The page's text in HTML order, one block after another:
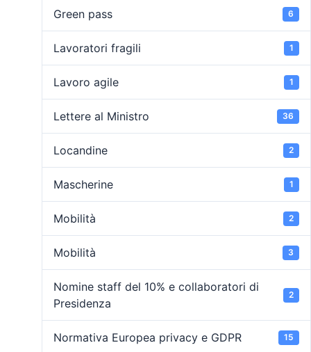
Green pass 6
Lavoratori fragili 1
Lavoro agile 1
Lettere al Ministro 36
Locandine 2
Mascherine 1
Mobilità 2
Mobilità 3
Nomine staff del 10% e collaboratori di
Presidenza
2
Normativa Europea privacy e GDPR 15